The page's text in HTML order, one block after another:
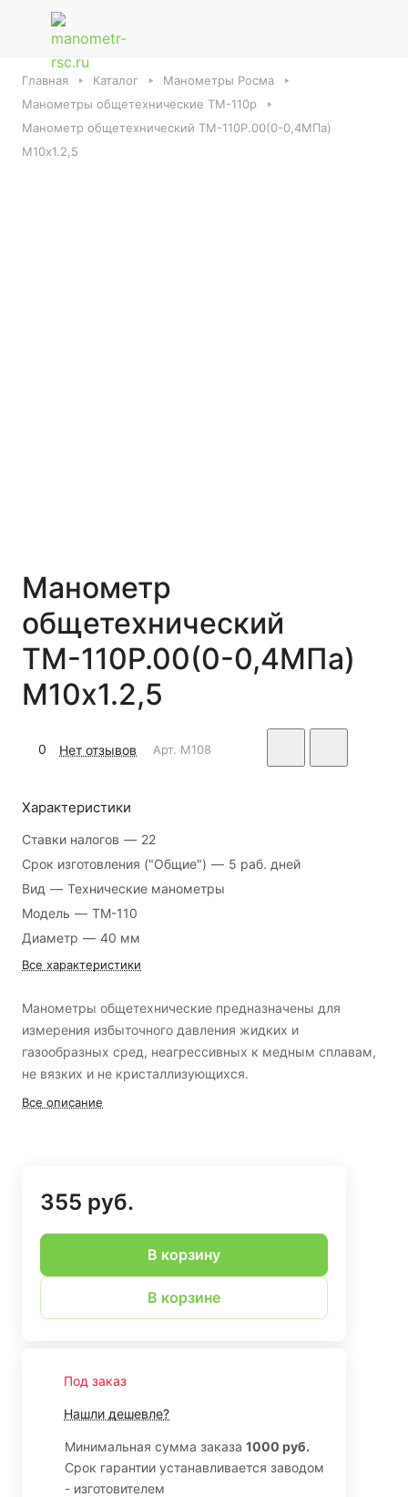
Главная Каталог
Манометры Росма
Манометры общетехнические ТМ-110р
Манометр общетехнический ТМ-110Р.00(0-0,4МПа)
М10х1.2,5
Манометр
общетехнический
ТМ-110Р.00(0-0,4МПа)
М10х1.2,5
0 Нет отзывов Арт. M108
Характеристики
Ставки налогов — 22
Срок изготовления ("Общие") — 5 раб. дней
Вид — Технические манометры
Модель — ТМ-110
Диаметр — 40 мм
Все характеристики
Манометры общетехнические предназначены для
измерения избыточного давления жидких и
газообразных сред, неагрессивных к медным сплавам,
не вязких и не кристаллизующихся.
Все описание
355 руб.
В корзину
В корзине
Под заказ
Нашли дешевле?
Минимальная сумма заказа 1000 руб.
Срок гарантии устанавливается заводом
- изготовителем